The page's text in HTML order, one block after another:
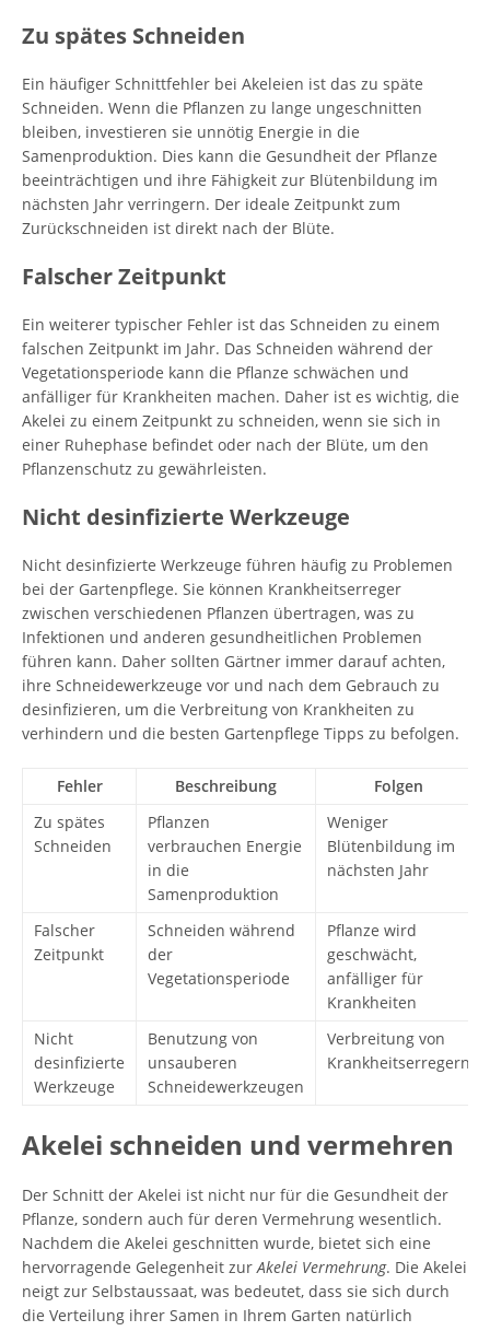
Zu spätes Schneiden
Ein häufiger Schnittfehler bei Akeleien ist das zu späte
Schneiden. Wenn die Pflanzen zu lange ungeschnitten
bleiben, investieren sie unnötig Energie in die
Samenproduktion. Dies kann die Gesundheit der Pflanze
beeinträchtigen und ihre Fähigkeit zur Blütenbildung im
nächsten Jahr verringern. Der ideale Zeitpunkt zum
Zurückschneiden ist direkt nach der Blüte.
Falscher Zeitpunkt
Ein weiterer typischer Fehler ist das Schneiden zu einem
falschen Zeitpunkt im Jahr. Das Schneiden während der
Vegetationsperiode kann die Pflanze schwächen und
anfälliger für Krankheiten machen. Daher ist es wichtig, die
Akelei zu einem Zeitpunkt zu schneiden, wenn sie sich in
einer Ruhephase befindet oder nach der Blüte, um den
Pflanzenschutz zu gewährleisten.
Nicht desinfizierte Werkzeuge
Nicht desinfizierte Werkzeuge führen häufig zu Problemen
bei der Gartenpflege. Sie können Krankheitserreger
zwischen verschiedenen Pflanzen übertragen, was zu
Infektionen und anderen gesundheitlichen Problemen
führen kann. Daher sollten Gärtner immer darauf achten,
ihre Schneidewerkzeuge vor und nach dem Gebrauch zu
desinfizieren, um die Verbreitung von Krankheiten zu
verhindern und die besten Gartenpflege Tipps zu befolgen.
Fehler Beschreibung
Folgen
Zu spätes
Schneiden
Pflanzen
verbrauchen Energie
in die
Samenproduktion
Weniger
Blütenbildung im
nächsten Jahr
Falscher
Zeitpunkt
Schneiden während
der
Vegetationsperiode
Pflanze wird
geschwächt,
anfälliger für
Krankheiten
Nicht
desinfizierte
Werkzeuge
Benutzung von
unsauberen
Schneidewerkzeugen
Verbreitung von
Krankheitserregern
Akelei schneiden und vermehren
Der Schnitt der Akelei ist nicht nur für die Gesundheit der
Pflanze, sondern auch für deren Vermehrung wesentlich.
Nachdem die Akelei geschnitten wurde, bietet sich eine
hervorragende Gelegenheit zurAkelei Vermehrung. Die Akelei
neigt zur Selbstaussaat, was bedeutet, dass sie sich durch
die Verteilung ihrer Samen in Ihrem Garten natürlich